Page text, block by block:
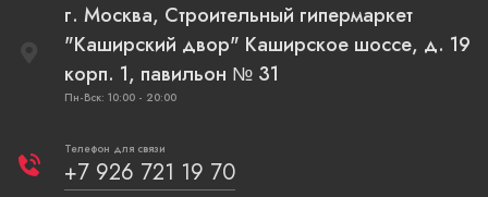
г. Москва, Строительный гипермаркет
"Каширский двор" Каширское шоссе, д. 19
корп. 1, павильон № 31
Пн-Вск: 10:00 - 20:00
Телефон для связи
+7 926 721 19 70